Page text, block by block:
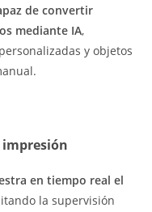
de convertir
mediante IA,
y objetos
en tiempo real el
la supervisión